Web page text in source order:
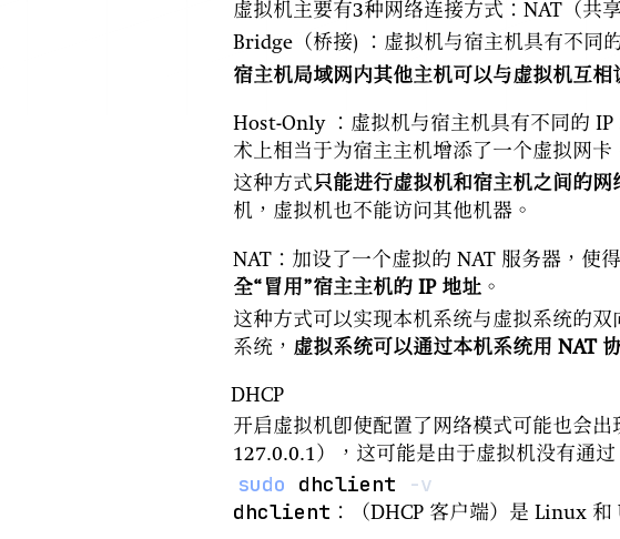
虚拟机主要有3种网络连接方式：NAT（共
Bridge（桥接) ：虚拟机与宿主机具有不同
宿主机局域网内其他主机可以与虚拟机互相
Host-Only ：虚拟机与宿主机具有不同的 IP
术上相当于为宿主主机增添了一个虚拟网卡
这种方式只能进行虚拟机和宿主机之间的网
机，虚拟机也不能访问其他机器。
NAT：加设了一个虚拟的 NAT 服务器，使
全“冒用”宿主主机的 IP 地址 。
这种方式可以实现本机系统与虚拟系统的
系统， 虚拟系统可以通过本机系统用 NAT
DHCP
开启虚拟机即使配置了网络模式可能也会出
127.0.0.1），这可能是由于虚拟机没有通
sudo dhclient
-v
dhclient ：（DHCP 客户端）是 Linux